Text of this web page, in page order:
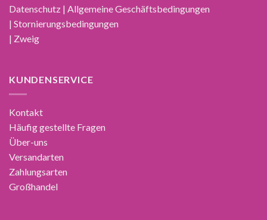
Datenschutz | Allgemeine Geschäftsbedingungen
| Stornierungsbedingungen
| Zweig
KUNDENSERVICE
Kontakt
Häufig gestellte Fragen
Über-uns
Versandarten
Zahlungsarten
Großhandel